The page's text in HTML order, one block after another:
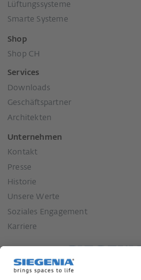
Lüftungssysteme
Smarte Systeme
Shop
Shop CH
Services
Downloads
Geschäftspartner
Architekten
Unternehmen
Kontakt
Presse
Historie
Unsere Werte
Soziales Engagement
Karriere